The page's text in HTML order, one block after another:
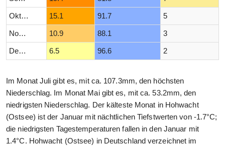
Oktober 15.1 91.7 5
November 10.9 88.1 3
Dezember 6.5 96.6 2
Im Monat Juli gibt es, mit ca. 107.3mm, den höchsten
Niederschlag. Im Monat Mai gibt es, mit ca. 53.2mm, den
niedrigsten Niederschlag. Der kälteste Monat in Hohwacht
(Ostsee) ist der Januar mit nächtlichen Tiefstwerten von -1.7°C;
die niedrigsten Tagestemperaturen fallen in den Januar mit
1.4°C. Hohwacht (Ostsee) in Deutschland verzeichnet im